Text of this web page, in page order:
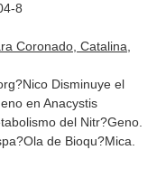
8
Coronado, Catalina,
Disminuye el
en Anacystis
del Nitr?Geno.
de Bioqu?Mica.